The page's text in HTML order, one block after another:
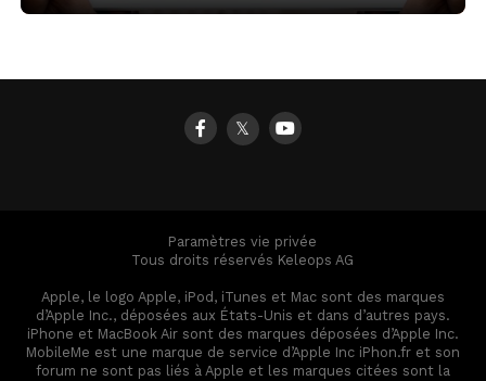
𝕏
Paramètres vie privée
Tous droits réservés Keleops AG
Apple, le logo Apple, iPod, iTunes et Mac sont des marques
d’Apple Inc., déposées aux États-Unis et dans d’autres pays.
iPhone et MacBook Air sont des marques déposées d’Apple Inc.
MobileMe est une marque de service d’Apple Inc iPhon.fr et son
forum ne sont pas liés à Apple et les marques citées sont la